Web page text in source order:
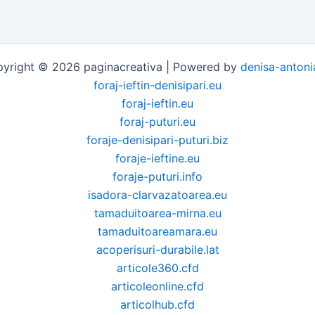
© 2026 paginacreativa | Powered by denisa-
foraj-ieftin-denisipari.eu
foraj-ieftin.eu
foraj-puturi.eu
foraje-denisipari-puturi.biz
foraje-ieftine.eu
foraje-puturi.info
isadora-clarvazatoarea.eu
tamaduitoarea-mirna.eu
tamaduitoareamara.eu
acoperisuri-durabile.lat
articole360.cfd
articoleonline.cfd
articolhub.cfd